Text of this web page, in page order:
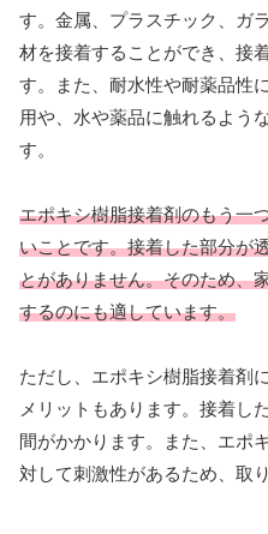
す。金属、プラスチック、ガ
材を接着することができ、接
す。また、耐水性や耐薬品性
用や、水や薬品に触れるよう
す。
エポキシ樹脂接着剤のもう一
いことです。接着した部分が
とがありません。そのため、
するのにも適しています。
ただし、エポキシ樹脂接着剤
メリットもあります。接着し
間がかかります。また、エポ
対して刺激性があるため、取